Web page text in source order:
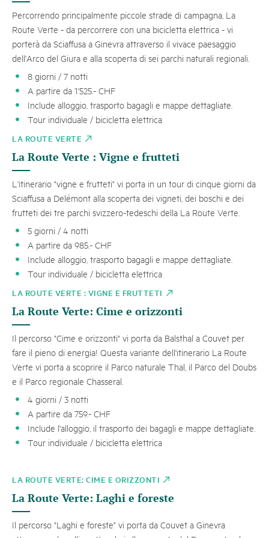
Percorrendo principalmente piccole strade di campagna, La
Route Verte - da percorrere con una bicicletta elettrica - vi
porterà da Sciaffusa a Ginevra attraverso il vivace paesaggio
dell'Arco del Giura e alla scoperta di sei parchi naturali regionali.
8 giorni / 7 notti
A partire da 1'525.- CHF
Include alloggio, trasporto bagagli e mappe dettagliate.
Tour individuale / bicicletta elettrica
LA ROUTE VERTE
La Route Verte : Vigne e frutteti
L'itinerario "vigne e frutteti" vi porta in un tour di cinque giorni da
Sciaffusa a Delémont alla scoperta dei vigneti, dei boschi e dei
frutteti dei tre parchi svizzero-tedeschi della La Route Verte.
5 giorni / 4 notti
A partire da 985.- CHF
Include alloggio, trasporto bagagli e mappe dettagliate.
Tour individuale / bicicletta elettrica
LA ROUTE VERTE : VIGNE E FRUTTETI
La Route Verte: Cime e orizzonti
Il percorso "Cime e orizzonti" vi porta da Balsthal a Couvet per
fare il pieno di energia! Questa variante dell'itinerario La Route
Verte vi porta a scoprire il Parco naturale Thal, il Parco del Doubs
e il Parco regionale Chasseral.
4 giorni / 3 notti
A partire da 759.- CHF
Include l'alloggio, il trasporto dei bagagli e mappe dettagliate.
Tour individuale / bicicletta elettrica
LA ROUTE VERTE: CIME E ORIZZONTI
La Route Verte: Laghi e foreste
Il percorso "Laghi e foreste" vi porta da Couvet a Ginevra